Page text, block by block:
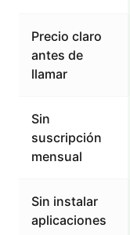
Precio claro
antes de
llamar
Sin
suscripción
mensual
Sin instalar
aplicaciones